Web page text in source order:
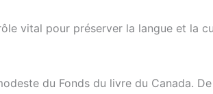
vital pour préserver la langue et la
du Fonds du livre du Canada.